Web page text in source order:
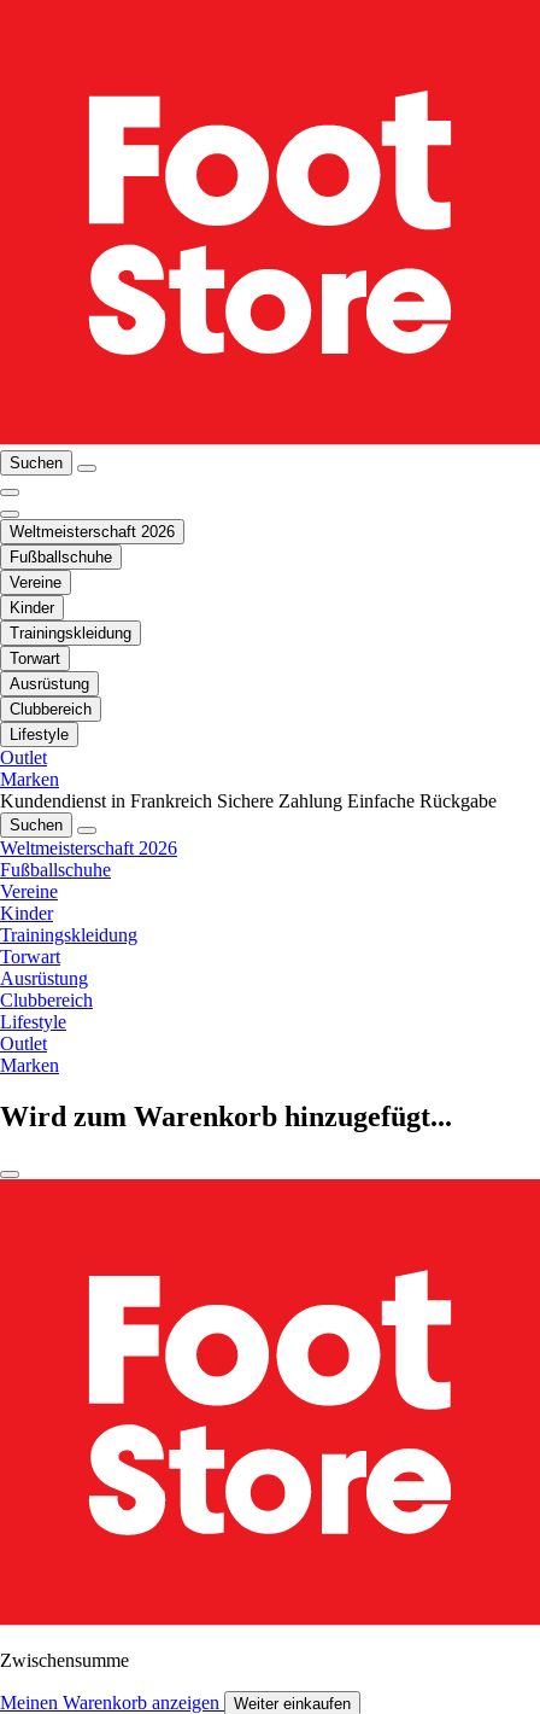
Suchen
Weltmeisterschaft 2026
Fußballschuhe
Vereine
Kinder
Trainingskleidung
Torwart
Ausrüstung
Clubbereich
Lifestyle
Outlet
Marken
Kundendienst in Frankreich Sichere Zahlung Einfache Rückgabe
Suchen
Weltmeisterschaft 2026
Fußballschuhe
Vereine
Kinder
Trainingskleidung
Torwart
Ausrüstung
Clubbereich
Lifestyle
Outlet
Marken
Wird zum Warenkorb hinzugefügt...
Zwischensumme
Meinen Warenkorb anzeigen Weiter einkaufen